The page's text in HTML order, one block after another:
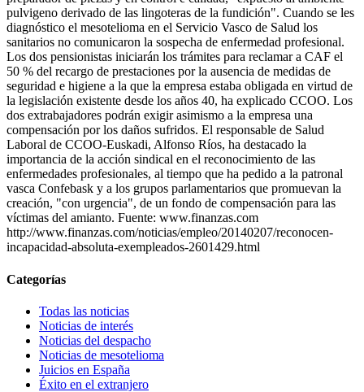
pulvigeno derivado de las lingoteras de la fundición". Cuando se les
diagnóstico el mesotelioma en el Servicio Vasco de Salud los
sanitarios no comunicaron la sospecha de enfermedad profesional.
Los dos pensionistas iniciarán los trámites para reclamar a CAF el
50 % del recargo de prestaciones por la ausencia de medidas de
seguridad e higiene a la que la empresa estaba obligada en virtud de
la legislación existente desde los años 40, ha explicado CCOO. Los
dos extrabajadores podrán exigir asimismo a la empresa una
compensación por los daños sufridos. El responsable de Salud
Laboral de CCOO-Euskadi, Alfonso Ríos, ha destacado la
importancia de la acción sindical en el reconocimiento de las
enfermedades profesionales, al tiempo que ha pedido a la patronal
vasca Confebask y a los grupos parlamentarios que promuevan la
creación, "con urgencia", de un fondo de compensación para las
víctimas del amianto. Fuente: www.finanzas.com
http://www.finanzas.com/noticias/empleo/20140207/reconocen-
incapacidad-absoluta-exempleados-2601429.html
Categorías
Todas las noticias
Noticias de interés
Noticias del despacho
Noticias de mesotelioma
Juicios en España
Éxito en el extranjero